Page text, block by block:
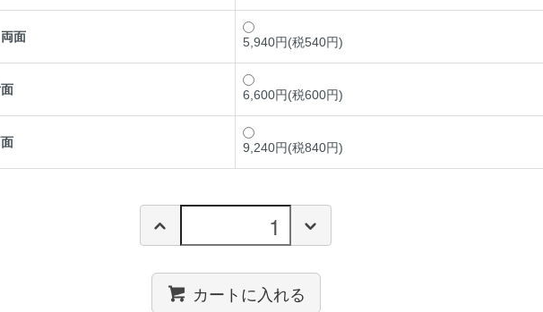
面 5,940円(税540円)
6,600円(税600円)
9,240円(税840円)
カートに入れる